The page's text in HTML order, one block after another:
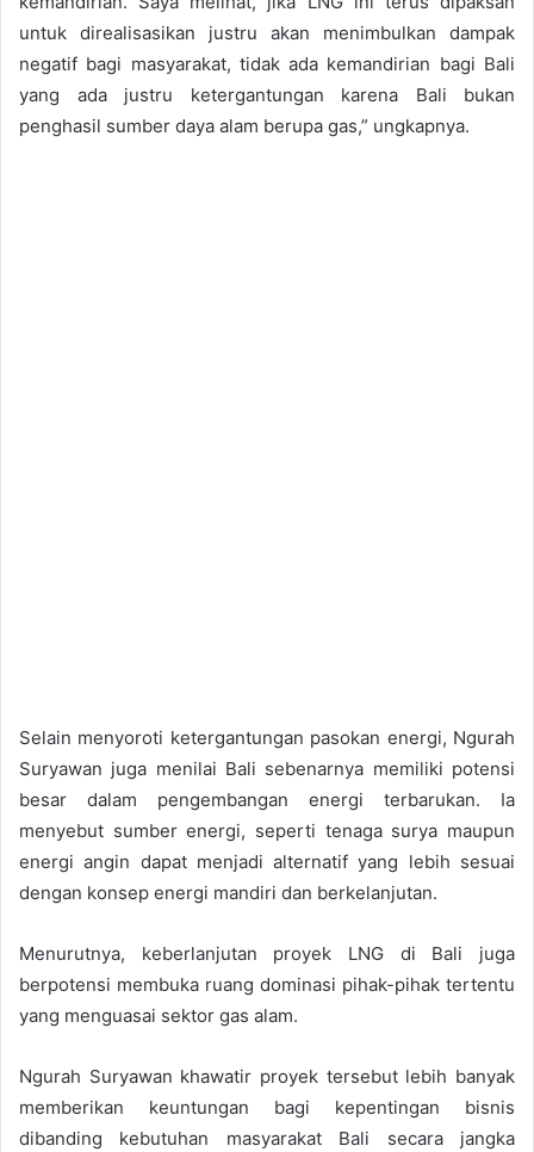
untuk direalisasikan justru akan menimbulkan dampak
negatif bagi masyarakat, tidak ada kemandirian bagi Bali
yang ada justru ketergantungan karena Bali bukan
penghasil sumber daya alam berupa gas,” ungkapnya.
Selain menyoroti ketergantungan pasokan energi, Ngurah
Suryawan juga menilai Bali sebenarnya memiliki potensi
besar dalam pengembangan energi terbarukan. Ia
menyebut sumber energi, seperti tenaga surya maupun
energi angin dapat menjadi alternatif yang lebih sesuai
dengan konsep energi mandiri dan berkelanjutan.
Menurutnya, keberlanjutan proyek LNG di Bali juga
berpotensi membuka ruang dominasi pihak-pihak tertentu
yang menguasai sektor gas alam.
Ngurah Suryawan khawatir proyek tersebut lebih banyak
memberikan keuntungan bagi kepentingan bisnis
dibanding kebutuhan masyarakat Bali secara jangka